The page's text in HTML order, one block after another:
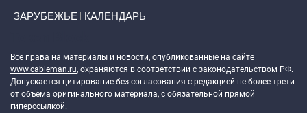
ЗАРУБЕЖЬЕ КАЛЕНДАРЬ
Все права на материалы и новости, опубликованные на сайте
www.cableman.ru, охраняются в соответствии с законодательством РФ.
Допускается цитирование без согласования с редакцией не более трети
от объема оригинального материала, с обязательной прямой
гиперссылкой.